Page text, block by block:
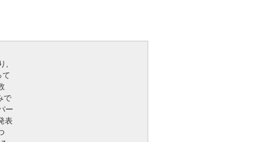
,
て
で
ー
表